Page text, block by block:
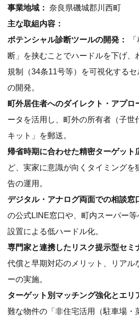
事業地域： 奈良県磯城郡川西町
主な取組内容：
ポテンシャル診断ツールの開発：
断」を挟むことでハードルを下げ、
規制（34条11号等）を可視化するセ
の開発。
町外居住者へのダイレクト・アプロ
ータを活用し、町外の所有者（子世
キット」を郵送。
帰省時期に合わせた精密ターゲット
ど、実家に意識が向くタイミング
告の運用。
デジタル・アナログ両面での相談窓
の公式LINE窓口や、町内スーパー等
設置による低ハードル化。
専門家と連携したリスク提示型セミ
代償と早期対応のメリット、リアル
ーの実施。
ターゲット別マッチング強化とエリ
難な物件の「非住宅活用（駐車場・